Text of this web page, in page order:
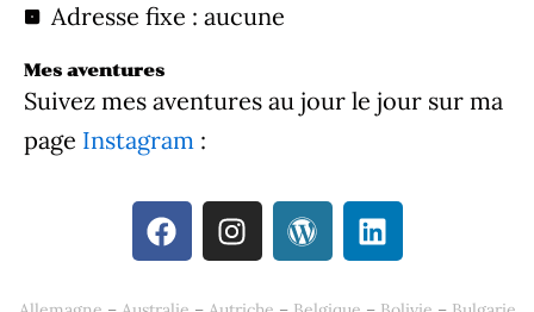
Adresse fixe : aucune
Mes aventures
Suivez mes aventures au jour le jour sur ma
page Instagram :
F
a
c
e
I
n
s
t
W
o
r
d
L
i
n
k